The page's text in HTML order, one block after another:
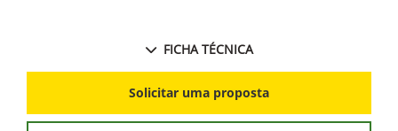
FICHA TÉCNICA
Solicitar uma proposta